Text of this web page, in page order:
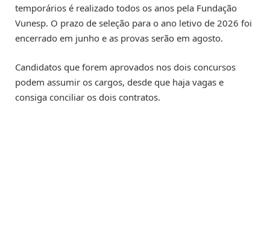
temporários é realizado todos os anos pela Fundação
Vunesp. O prazo de seleção para o ano letivo de 2026 foi
encerrado em junho e as provas serão em agosto.
Candidatos que forem aprovados nos dois concursos
podem assumir os cargos, desde que haja vagas e
consiga conciliar os dois contratos.